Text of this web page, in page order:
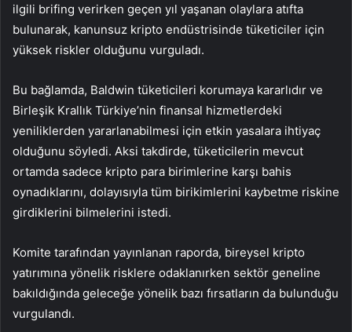
ilgili brifing verirken geçen yıl yaşanan olaylara atıfta
bulunarak, kanunsuz kripto endüstrisinde tüketiciler için
yüksek riskler olduğunu vurguladı.
Bu bağlamda, Baldwin tüketicileri korumaya kararlıdır ve
Birleşik Krallık Türkiye’nin finansal hizmetlerdeki
yeniliklerden yararlanabilmesi için etkin yasalara ihtiyaç
olduğunu söyledi. Aksi takdirde, tüketicilerin mevcut
ortamda sadece kripto para birimlerine karşı bahis
oynadıklarını, dolayısıyla tüm birikimlerini kaybetme riskine
girdiklerini bilmelerini istedi.
Komite tarafından yayınlanan raporda, bireysel kripto
yatırımına yönelik risklere odaklanırken sektör geneline
bakıldığında geleceğe yönelik bazı fırsatların da bulunduğu
vurgulandı.